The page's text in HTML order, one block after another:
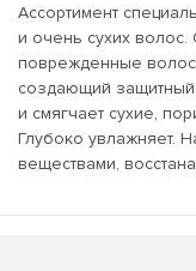
Ассортимент
и очень сухих волос.
поврежденные
создающий защитный
и смягчает сухие,
Глубоко увлажняет.
веществами,